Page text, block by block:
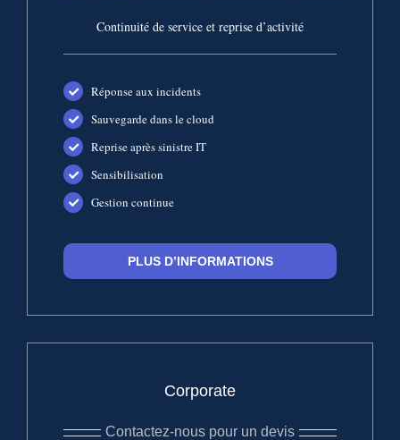
Continuité de service et reprise d’activité
Réponse aux incidents
Sauvegarde dans le cloud
Reprise après sinistre IT
Sensibilisation
Gestion continue
PLUS D’INFORMATIONS
Corporate
Contactez-nous pour un devis